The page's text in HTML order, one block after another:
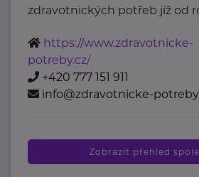
zdravotnických potřeb již od
https://www.zdravotnicke-
potreby.cz/
+420 777 151 911
info@zdravotnicke-
Zobrazit přehled